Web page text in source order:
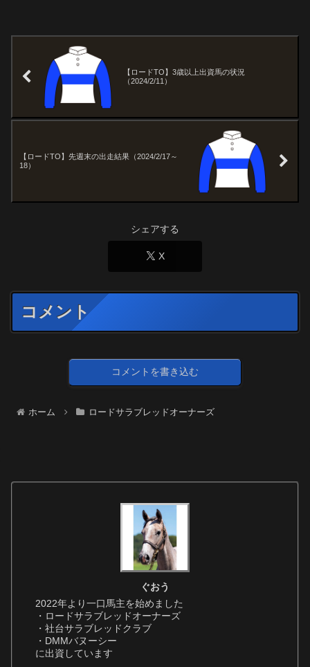
【ロードTO】3歳以上出資馬の状況
（2024/2/11）
【ロードTO】先週末の出走結果（2024/2/17～
18）
シェアする
X
コメント
コメントを書き込む
ホーム ロードサラブレッドオーナーズ
ぐおう
2022年より一口馬主を始めました
・ロードサラブレッドオーナーズ
・社台サラブレッドクラブ
・DMMバヌーシー
に出資しています